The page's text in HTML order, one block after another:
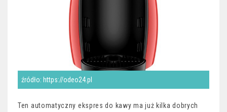
źródło: https://odeo24.pl
Ten automatyczny ekspres do kawy ma już kilka dobrych